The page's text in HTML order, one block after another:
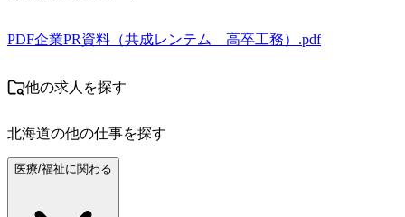
PDF企業PR資料（共成レンテム＿高卒工務）.pdf
他の求人を探す
北海道の他の仕事を探す
医療/福祉に関わる